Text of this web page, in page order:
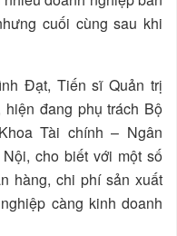
cuối cùng sau khi
Đạt, Tiến sĩ Quản trị
đang phụ trách Bộ
Tài chính – Ngân
cho biết với một số
hàng, chi phí sản xuất
càng kinh doanh